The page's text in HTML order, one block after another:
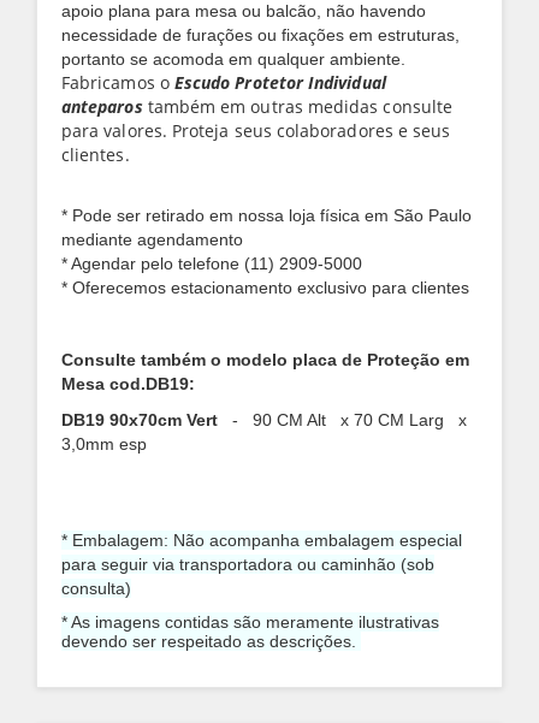
apoio plana para mesa ou balcão, não havendo
necessidade de furações ou fixações em estruturas,
portanto se acomoda em qualquer ambiente.
Fabricamos o Escudo Protetor Individual
anteparos também em outras medidas consulte
para valores. Proteja seus colaboradores e seus
clientes.
* Pode ser retirado em nossa loja física em São Paulo
mediante agendamento
* Agendar pelo telefone (11) 2909-5000
* Oferecemos estacionamento exclusivo para clientes
Consulte também o modelo placa de Proteção em
Mesa cod.DB19:
DB19 90x70cm Vert - 90 CM Alt x 70 CM Larg x
3,0mm esp
* Embalagem: Não acompanha embalagem especial
para seguir via transportadora ou caminhão (sob
consulta)
* As imagens contidas são meramente ilustrativas
devendo ser respeitado as descrições.